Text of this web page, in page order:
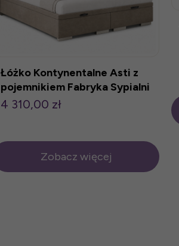
Łóżko Kontynentalne Asti z
pojemnikiem Fabryka Sypialni
4 310,00 zł
Zobacz więcej